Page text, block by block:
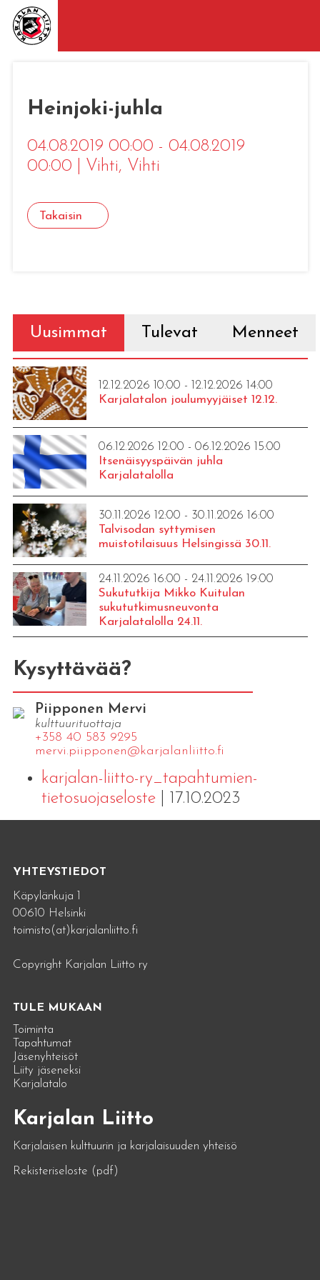
Heinjoki-juhla
04.08.2019 00:00 - 04.08.2019
00:00
Vihti, Vihti
Takaisin
Uusimmat Tulevat Menneet
12.12.2026 10:00 - 12.12.2026 14:00
Karjalatalon joulumyyjäiset 12.12.
06.12.2026 12:00 - 06.12.2026 15:00
Itsenäisyyspäivän juhla
Karjalatalolla
30.11.2026 12:00 - 30.11.2026 16:00
Talvisodan syttymisen
muistotilaisuus Helsingissä 30.11.
24.11.2026 16:00 - 24.11.2026 19:00
Sukututkija Mikko Kuitulan
sukututkimusneuvonta
Karjalatalolla 24.11.
Kysyttävää?
Piipponen Mervi
kulttuurituottaja
+358 40 583 9295
mervi.​piipponen@​kar​jala​nlii​tto.​fi
karjalan-liitto-ry_tapahtumien-
tietosuojaseloste| 17.10.2023
YHTEYSTIEDOT
Käpylänkuja 1
00610 Helsinki
toimisto(at)karjalanliitto.fi
Copyright Karjalan Liitto ry
TULE MUKAAN
Toiminta
Tapahtumat
Jäsenyhteisöt
Liity jäseneksi
Karjalatalo
Karjalan Liitto
Karjalaisen kulttuurin ja karjalaisuuden yhteisö
Rekisteriseloste (pdf)